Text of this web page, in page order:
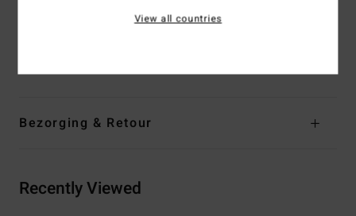
Bezorging & Retour
Recently Viewed
View all countries